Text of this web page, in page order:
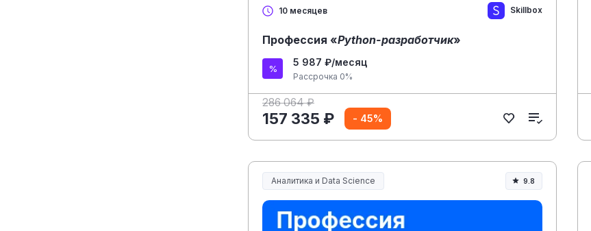
10 месяцев Skillbox
Профессия «Python-разработчик»
5 987 ₽/месяц
Рассрочка 0%
286 064 ₽
157 335 ₽ - 45%
Аналитика и Data Science 9.8